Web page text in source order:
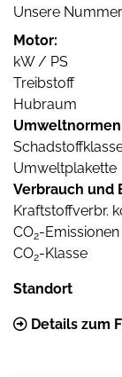
Unsere Nummer
Motor:
kW / PS
Treibstoff
Hubraum
Umweltplakette
Verbrauch und
Kraftstoffverbr.
CO2-
CO2-Klasse
Standort
Details zum